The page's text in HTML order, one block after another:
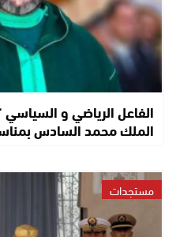
الفاعل الرياضي و
الملك محمد السادس
مستجدات